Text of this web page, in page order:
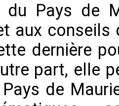
du Pays de
aux conseils
dernière
part, elle
de